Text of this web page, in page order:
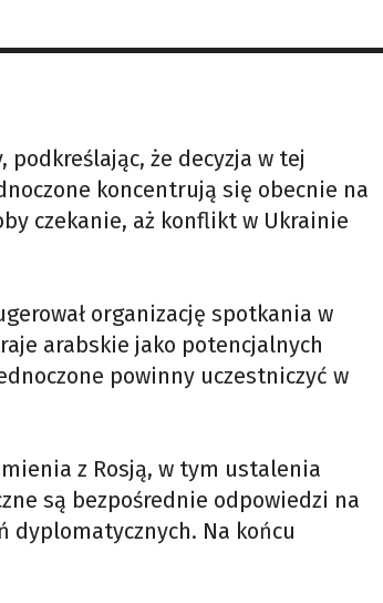
nawet do lat 2027–2028.
podkreślając, że decyzja w tej
koncentrują się obecnie na
czekanie, aż konflikt w Ukrainie
organizację spotkania w
arabskie jako potencjalnych
powinny uczestniczyć w
z Rosją, w tym ustalenia
są bezpośrednie odpowiedzi na
dyplomatycznych. Na końcu